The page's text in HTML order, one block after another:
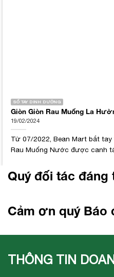
SỐ TAY DINH DƯỠNG
Giòn Giòn Rau Muống La
19/02/2024
Từ 07/2022, Bean Mart bắt
Rau Muống Nước được canh
Quý đối tác đáng
Cảm ơn quý Báo
THÔNG TIN